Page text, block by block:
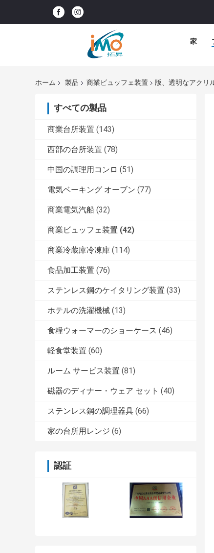
家
ホーム 製品 商業ビュッフェ装置 版、透明なアクリ
すべての製品
商業台所装置 (143)
西部の台所装置 (78)
中国の調理用コンロ (51)
電気ベーキング オーブン (77)
商業電気汽船 (32)
商業ビュッフェ装置 (42)
商業冷蔵庫冷凍庫 (114)
食品加工装置 (76)
ステンレス鋼のケイタリング装置 (33)
ホテルの洗濯機械 (13)
食糧ウォーマーのショーケース (46)
軽食堂装置 (60)
ルーム サービス装置 (81)
磁器のディナー・ウェア セット (40)
ステンレス鋼の調理器具 (66)
家の台所用レンジ (6)
認証